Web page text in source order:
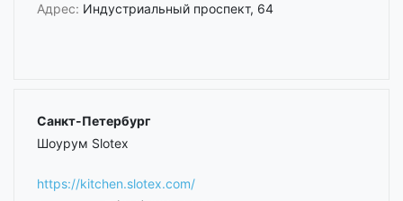
Адрес: Индустриальный проспект, 64
Санкт-Петербург
Шоурум Slotex
https://kitchen.slotex.com/